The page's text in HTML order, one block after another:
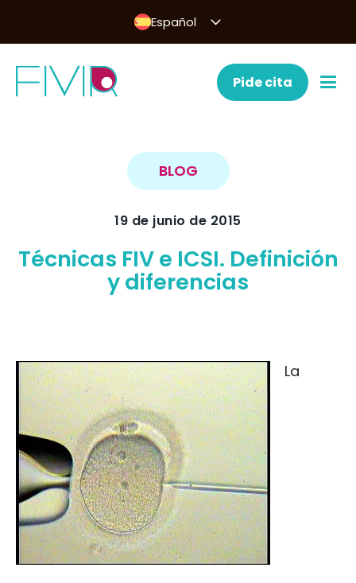
Español
Pide cita
BLOG
19 de junio de 2015
Técnicas FIV e ICSI. Definición
y diferencias
La